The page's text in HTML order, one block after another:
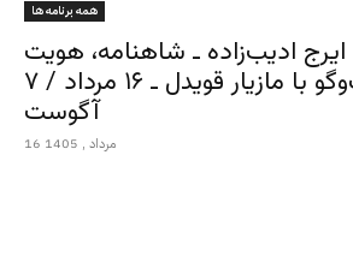
همه برنامه ها
ایرج ادیب‌زاده ـ شاهنامه، هویت
ایرانی و گفت‌وگو با مازیار قویدل ـ ۱۶ مرداد / ۷
آگوست
16 مرداد , 1405